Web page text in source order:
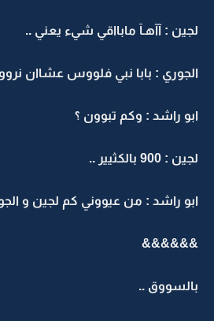
لجين : آآهـآ مابااقي شيء يعني ..
الجوري : بابا نبي فلووس عشاان
ابو راشد : وكم تبوون ؟
لجين : 900 بالكثيير ..
ابو راشد : من عيووني كم لجين و
&&&&&&
بالسووق ..